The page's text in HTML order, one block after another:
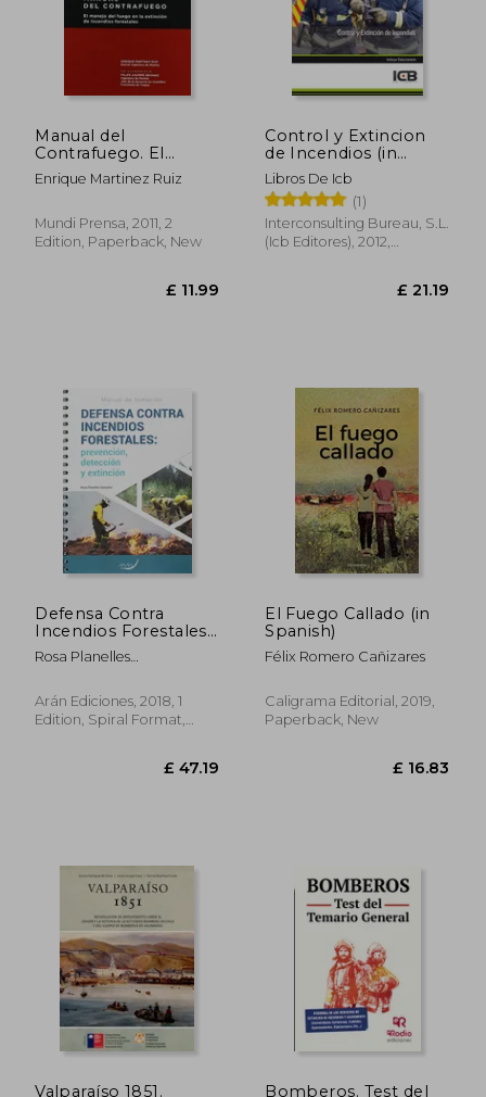
Manual del
Contrafuego. El
Manejo del Fuego en
la Extincion de
(in Spanish)
Enrique Martinez Ruiz
Mundi Prensa, 2011, 2
Edition, Paperback, New
£ 11.99
Control y Extincion
de Incendios (in
Spanish)
Libros De Icb
(1)
Interconsulting Bureau, S.L.
(Icb Editores), 2012,
Defensa Contra
Incendios Forestales:
Prevención,
Detección y
Rosa Planelles
Arán Ediciones, 2018, 1
Edition, Spiral Format,
£ 47.19
El Fuego Callado (in
Spanish)
Félix Romero Cañizares
Caligrama Editorial, 2019,
Paperback, New
Valparaíso 1851.
Bomberos. Test del